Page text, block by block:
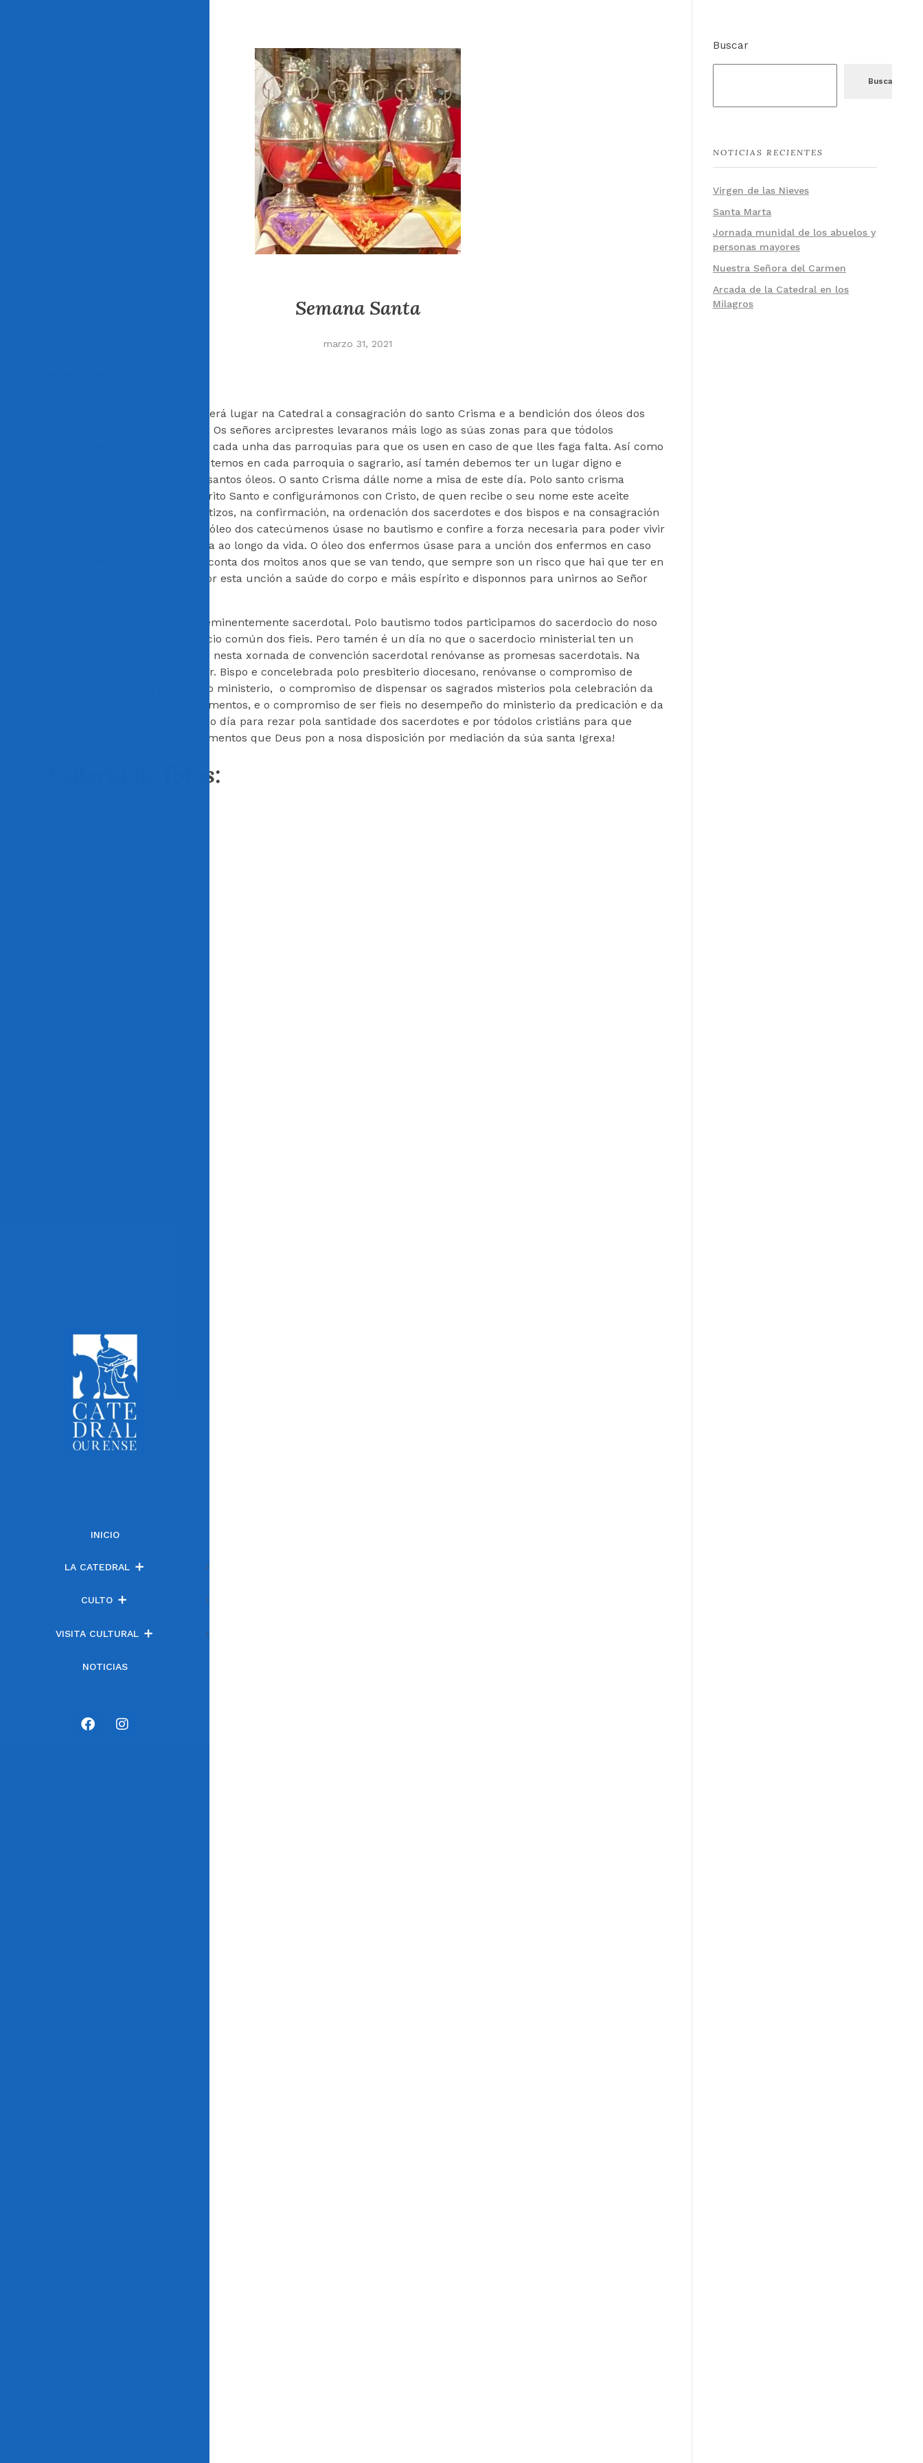
INICIO
LA CATEDRAL
CULTO
VISITA CULTURAL
NOTICIAS
Semana Santa
marzo 31, 2021
Hoxe pola tarde, as 19 horas, terá lugar na Catedral a consagración do santo Crisma e a bendición dos óleos dos
enfermos e dos catecúmenos. Os señores arciprestes levaranos máis logo as súas zonas para que tódolos
sacerdotes os teñan a man en cada unha das parroquias para que os usen en caso de que lles faga falta. Así como
para o Santísimo Sacramento temos en cada parroquia o sagrario, así tamén debemos ter un lugar digno e
apropiado para a reserva dos santos óleos. O santo Crisma dálle nome a misa de este día. Polo santo crisma
recibimos a plenitude do Espírito Santo e configurámonos con Cristo, de quen recibe o seu nome este aceite
consagrado. Utilízase nos bautizos, na confirmación, na ordenación dos sacerdotes e dos bispos e na consagración
ou dedicación dos templos. O óleo dos catecúmenos úsase no bautismo e confire a forza necesaria para poder vivir
a fe de maneira comprometida ao longo da vida. O óleo dos enfermos úsase para a unción dos enfermos en caso
de enfermidade grave ou por conta dos moitos anos que se van tendo, que sempre son un risco que hai que ter en
conta. Os enfermos reciben por esta unción a saúde do corpo e máis espírito e disponnos para unirnos ao Señor
Hoxe é tamén unha xornada eminentemente sacerdotal. Polo bautismo todos participamos do sacerdocio do noso
Señor Xesucristo. É o sacerdocio común dos fieis. Pero tamén é un día no que o sacerdocio ministerial ten un
apartado moi sinalado, xa que nesta xornada de convención sacerdotal renóvanse as promesas sacerdotais. Na
misa crismal, presidida polo Sr. Bispo e concelebrada polo presbiterio diocesano, renóvanse o compromiso de
cumprir os deberes propios do ministerio, o compromiso de dispensar os sagrados misterios pola celebración da
eucaristía e dos demais sacramentos, e o compromiso de ser fieis no desempeño do ministerio da predicación e da
acción caritativo social. ¡Que bo día para rezar pola santidade dos sacerdotes e por tódolos cristiáns para que
vivamos e valoremos os sacramentos que Deus pon a nosa disposición por mediación da súa santa Igrexa!
Galería de fotos:
Buscar
Buscar
NOTICIAS RECIENTES
Virgen de las Nieves
Santa Marta
Jornada munidal de los abuelos y
personas mayores
Nuestra Señora del Carmen
Arcada de la Catedral en los
Milagros